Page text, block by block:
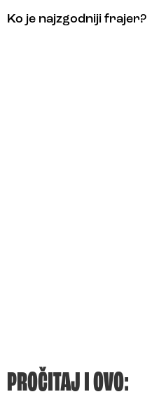
Ko je najzgodniji frajer?
PROČITAJ I OVO: